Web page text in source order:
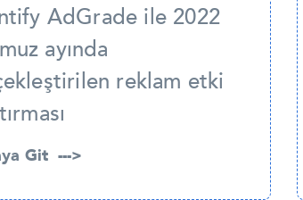
AdGrade ile 2022
ayında
reklam etki
Git --->